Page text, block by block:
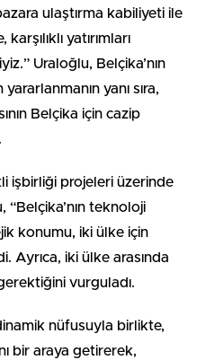
ulaştırma kabiliyeti ile
yatırımları
Uraloğlu, Belçika’nın
yanı sıra,
Belçika için cazip
işbirliği projeleri üzerinde
“Belçika’nın teknoloji
konumu, iki ülke için
Ayrıca, iki ülke arasında
gerektiğini vurguladı.
nüfusuyla birlikte,
bir araya getirerek,